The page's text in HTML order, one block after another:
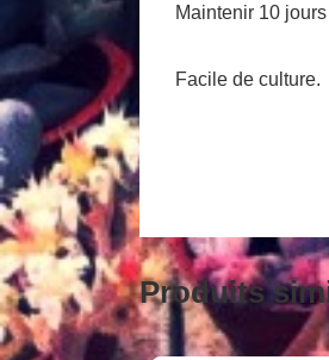
Maintenir 10 jours
Facile de culture.
Produits